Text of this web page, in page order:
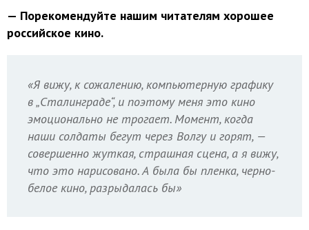
— Порекомендуйте нашим читателям хорошее
российское кино.
«Я вижу, к сожалению, компьютерную графику
в „Сталинграде“, и поэтому меня это кино
эмоционально не трогает. Момент, когда
наши солдаты бегут через Волгу и горят, —
совершенно жуткая, страшная сцена, а я вижу,
что это нарисовано. А была бы пленка, черно-
белое кино, разрыдалась бы»